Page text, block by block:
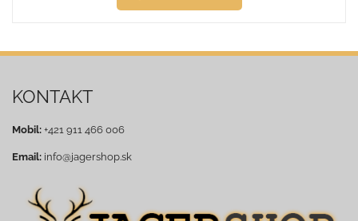
KONTAKT
Mobil: +421 911 466 006
Email: info@jagershop.sk